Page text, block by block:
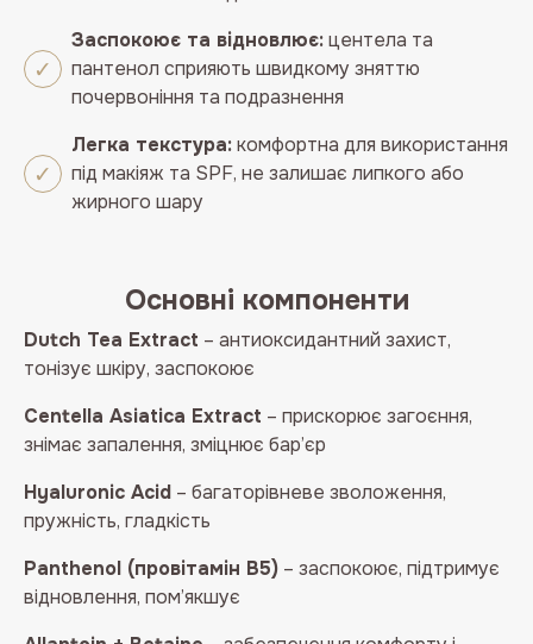
Заспокоює та відновлює:центела та
пантенол сприяють швидкому зняттю
почервоніння та подразнення
Легка текстура:комфортна для використання
під макіяж та SPF, не залишає липкого або
жирного шару
Основні компоненти
Dutch Tea Extract – антиоксидантний захист,
тонізує шкіру, заспокоює
Centella Asiatica Extract – прискорює загоєння,
знімає запалення, зміцнює бар’єр
Hyaluronic Acid – багаторівневе зволоження,
пружність, гладкість
Panthenol (провітамін B5) – заспокоює, підтримує
відновлення, пом’якшує